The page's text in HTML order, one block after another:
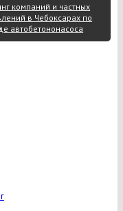
компаний и частных
в Чебоксарах по
автобетононасоса